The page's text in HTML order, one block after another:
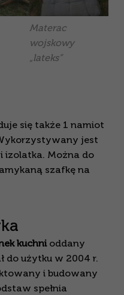
Materac
wojskowy
„lateks”
się także 1 namiot
jest
izolatka. Można do
szafkę na
kuchnioddany
do użytku w 2004 r.
i budowany
spełnia